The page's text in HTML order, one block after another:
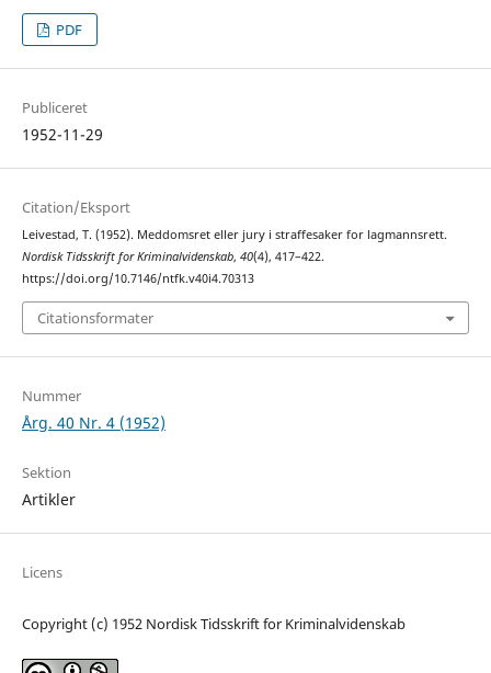
PDF
Publiceret
1952-11-29
Citation/Eksport
Leivestad, T. (1952). Meddomsret eller jury i straffesaker for lagmannsrett.
Nordisk Tidsskrift for Kriminalvidenskab, 40(4), 417–422.
https://doi.org/10.7146/ntfk.v40i4.70313
Citationsformater
Nummer
Årg. 40 Nr. 4 (1952)
Sektion
Artikler
Licens
Copyright (c) 1952 Nordisk Tidsskrift for Kriminalvidenskab